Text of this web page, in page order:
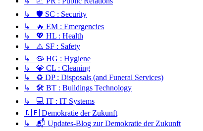
↳ 🛡️ SC : Security
↳ 🔥 EM : Emergencies
↳ 💖 HL : Health
↳ ⚠️ SF : Safety
↳ 🦠 HG : Hygiene
↳ 💎 CL : Cleaning
↳ ♻️ DP : Disposals (and Funeral Services)
↳ 🛠️ BT : Buildings Technology
↳ 💻 IT : IT Systems
🇩🇪 Demokratie der Zukunft
↳ 📬 Updates-Blog zur Demokratie der Zukunft